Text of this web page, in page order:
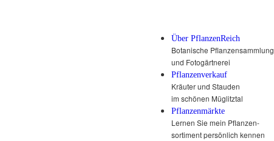
Über PflanzenReich
Botanische Pflanzensammlung
und Fotogärtnerei
Pflanzenverkauf
Kräuter und Stauden
im schönen Müglitztal
Pflanzenmärkte
Lernen Sie mein Pflanzen-
sortiment persönlich kennen